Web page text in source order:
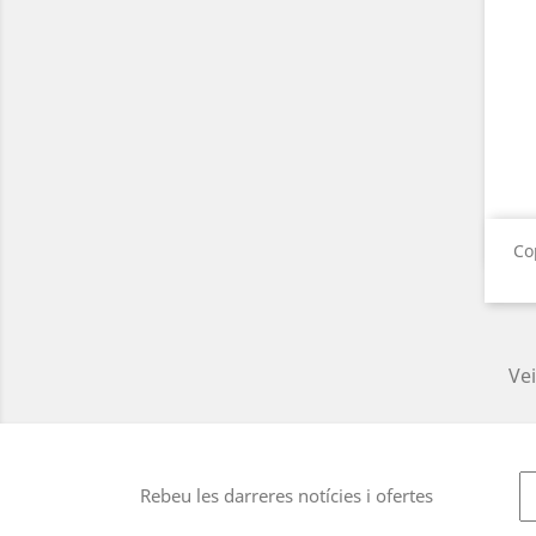
Rebeu les darreres notícies i ofertes